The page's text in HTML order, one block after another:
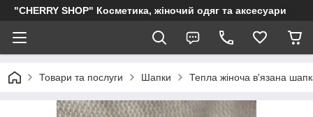
"CHERRY SHOP" Косметика, жіночий одяг та аксесуари
Товари та послуги Шапки Тепла жіноча в'язана